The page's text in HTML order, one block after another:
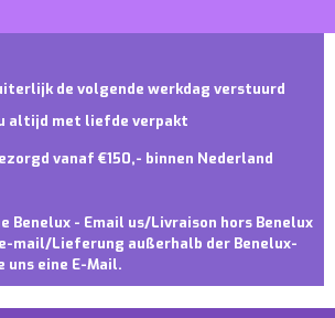
de volgende werkdag verstuurd
altijd met liefde verpakt
vanaf €150,- binnen Nederland
Benelux - Email us/Livraison hors Benelux
mail/Lieferung außerhalb der Benelux-
uns eine E-Mail.